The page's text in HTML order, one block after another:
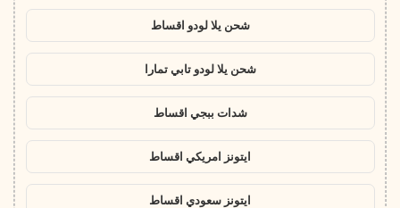
شحن يلا لودو اقساط
شحن يلا لودو تابي تمارا
شدات ببجي اقساط
ايتونز امريكي اقساط
ايتونز سعودي اقساط